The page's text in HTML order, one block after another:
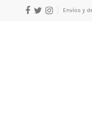
Envíos y